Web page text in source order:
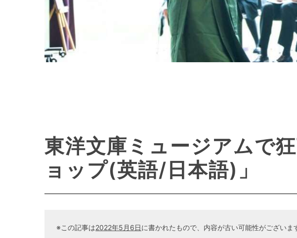
東洋文庫ミュージアムで
ョップ(英語/日本語)」
※この記事は2022年5月6日に書かれたもので、内容が古い可能性がございま